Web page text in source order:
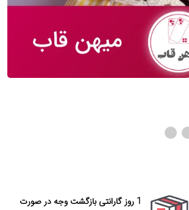
1 روز گارانتی بازگشت وجه در صورت